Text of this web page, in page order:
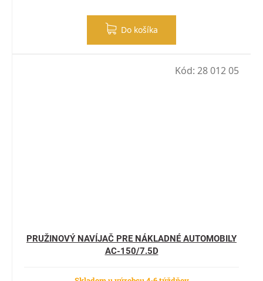
Do košíka
PRUŽINOVÝ NAVÍJAČ PRE NÁKLADNÉ AUTOMOBILY
AC-150/7.5D
Kód: 28 012 05